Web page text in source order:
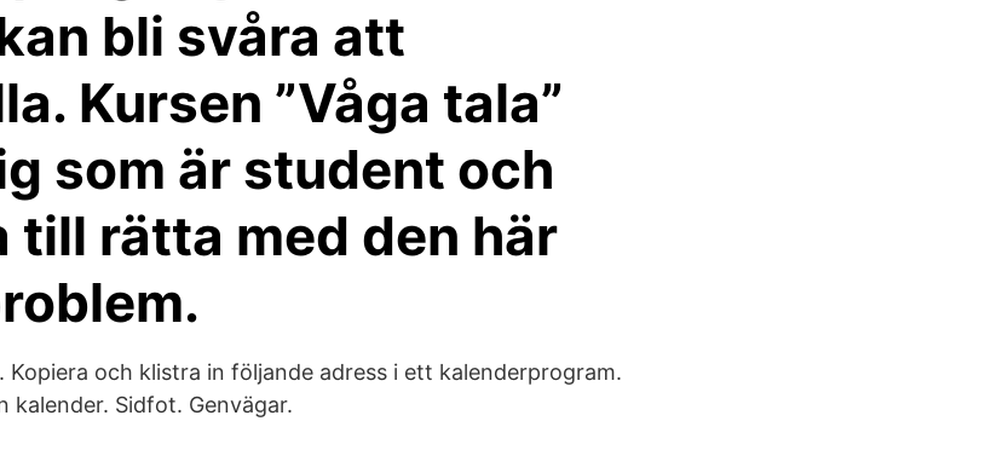
bli svåra att
Kursen ”Våga tala”
som är student och
till rätta med den här
Kopiera och klistra in följande adress i ett kalenderprogram.
kalender. Sidfot. Genvägar.